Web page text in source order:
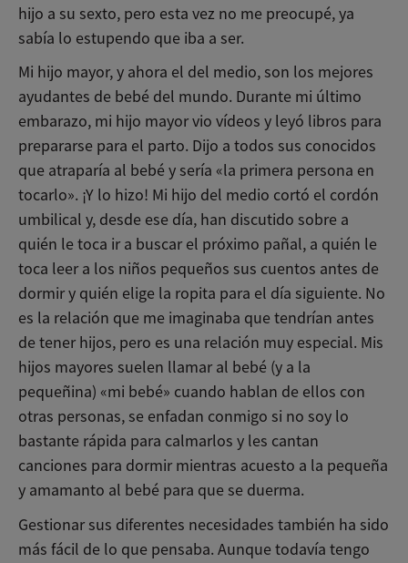
hijo a su sexto, pero esta vez no me preocupé, ya
sabía lo estupendo que iba a ser.
Mi hijo mayor, y ahora el del medio, son los mejores
ayudantes de bebé del mundo. Durante mi último
embarazo, mi hijo mayor vio vídeos y leyó libros para
prepararse para el parto. Dijo a todos sus conocidos
que atraparía al bebé y sería «la primera persona en
tocarlo». ¡Y lo hizo! Mi hijo del medio cortó el cordón
umbilical y, desde ese día, han discutido sobre a
quién le toca ir a buscar el próximo pañal, a quién le
toca leer a los niños pequeños sus cuentos antes de
dormir y quién elige la ropita para el día siguiente. No
es la relación que me imaginaba que tendrían antes
de tener hijos, pero es una relación muy especial. Mis
hijos mayores suelen llamar al bebé (y a la
pequeñina) «mi bebé» cuando hablan de ellos con
otras personas, se enfadan conmigo si no soy lo
bastante rápida para calmarlos y les cantan
canciones para dormir mientras acuesto a la pequeña
y amamanto al bebé para que se duerma.
Gestionar sus diferentes necesidades también ha sido
más fácil de lo que pensaba. Aunque todavía tengo